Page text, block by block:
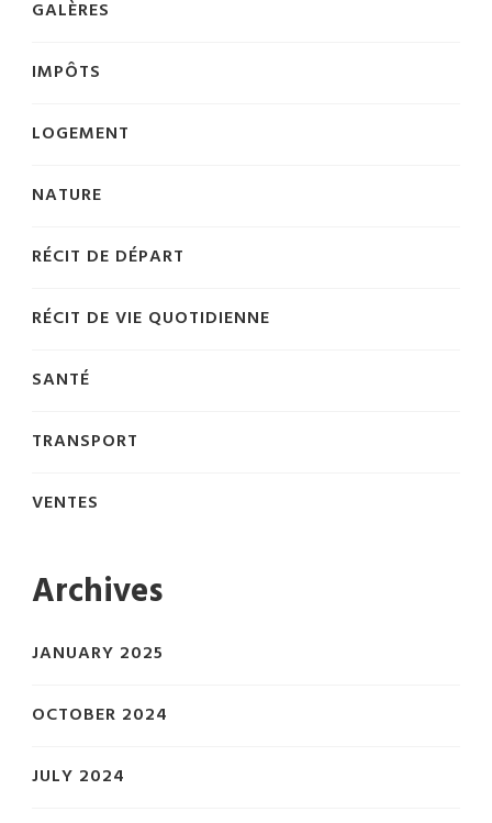
GALÈRES
IMPÔTS
LOGEMENT
NATURE
RÉCIT DE DÉPART
RÉCIT DE VIE QUOTIDIENNE
SANTÉ
TRANSPORT
VENTES
Archives
JANUARY 2025
OCTOBER 2024
JULY 2024